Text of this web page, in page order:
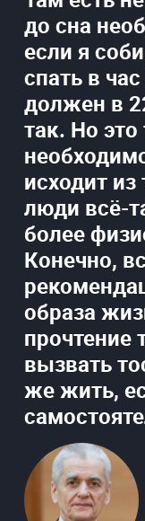
до сна
если я
спать в
должен в
так. Но
исходит
люди всё-
более
Конечно,
образа
прочтение
вызвать
же жить,